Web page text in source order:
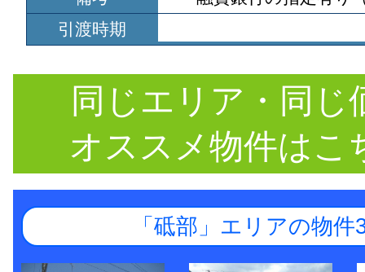
引渡時期
同じエリア・同じ
オススメ物件はこ
「砥部」エリアの物件